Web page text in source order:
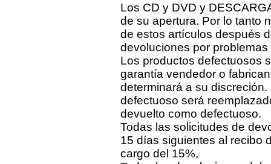
Los CD y DVD y
de su apertura. Por lo tanto
de estos artículos después
devoluciones por
Los productos defectuosos
garantía vendedor o
determinará a su
defectuoso será
devuelto como defectuoso.
Todas las solicitudes de
15 días siguientes al recibo
cargo del 15%,